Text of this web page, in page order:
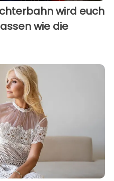
wird euch
wie die